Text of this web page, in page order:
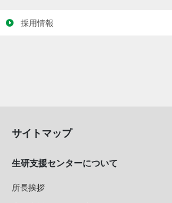
採用情報
サイトマップ
生研支援センターについて
所長挨拶